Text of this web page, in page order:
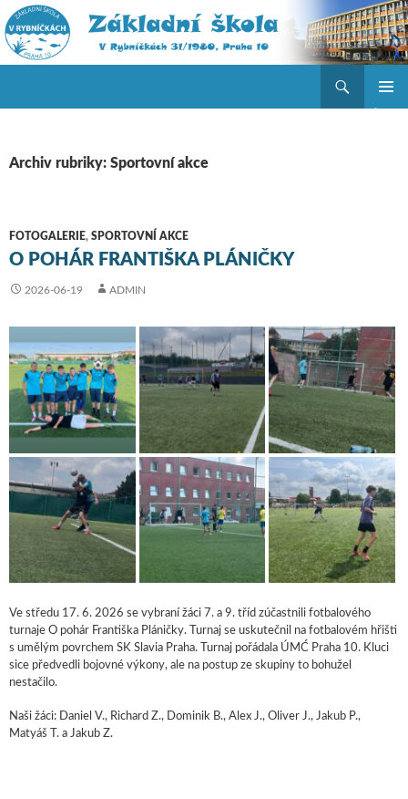
Archiv rubriky: Sportovní akce
FOTOGALERIE, SPORTOVNÍ AKCE
O POHÁR FRANTIŠKA PLÁNIČKY
2026-06-19 ADMIN
Ve středu 17. 6. 2026 se vybraní žáci 7. a 9. tříd zúčastnili fotbalového
turnaje O pohár Františka Pláničky. Turnaj se uskutečnil na fotbalovém hřišti
s umělým povrchem SK Slavia Praha. Turnaj pořádala ÚMĆ Praha 10. Kluci
sice předvedli bojovné výkony, ale na postup ze skupiny to bohužel
nestačilo.
Naši žáci: Daniel V., Richard Z., Dominik B., Alex J., Oliver J., Jakub P.,
Matyáš T. a Jakub Z.